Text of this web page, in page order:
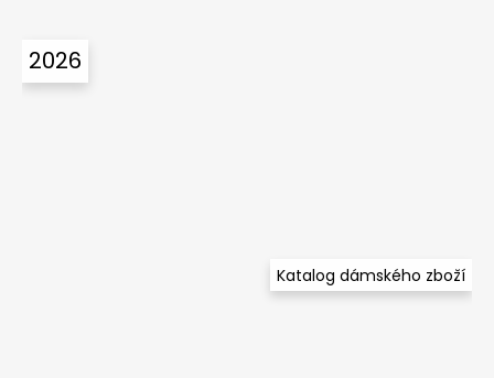
2026
Katalog dámského zboží